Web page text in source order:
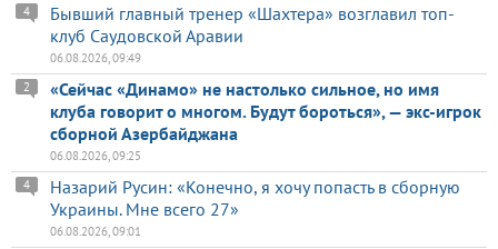
Бывший главный тренер «Шахтера» возглавил топ-
клуб Саудовской Аравии
4
06.08.2026, 09:49
«Сейчас «Динамо» не настолько сильное, но имя
клуба говорит о многом. Будут бороться», — экс-игрок
сборной Азербайджана
2
06.08.2026, 09:25
Назарий Русин: «Конечно, я хочу попасть в сборную
Украины. Мне всего 27»
4
06.08.2026, 09:01